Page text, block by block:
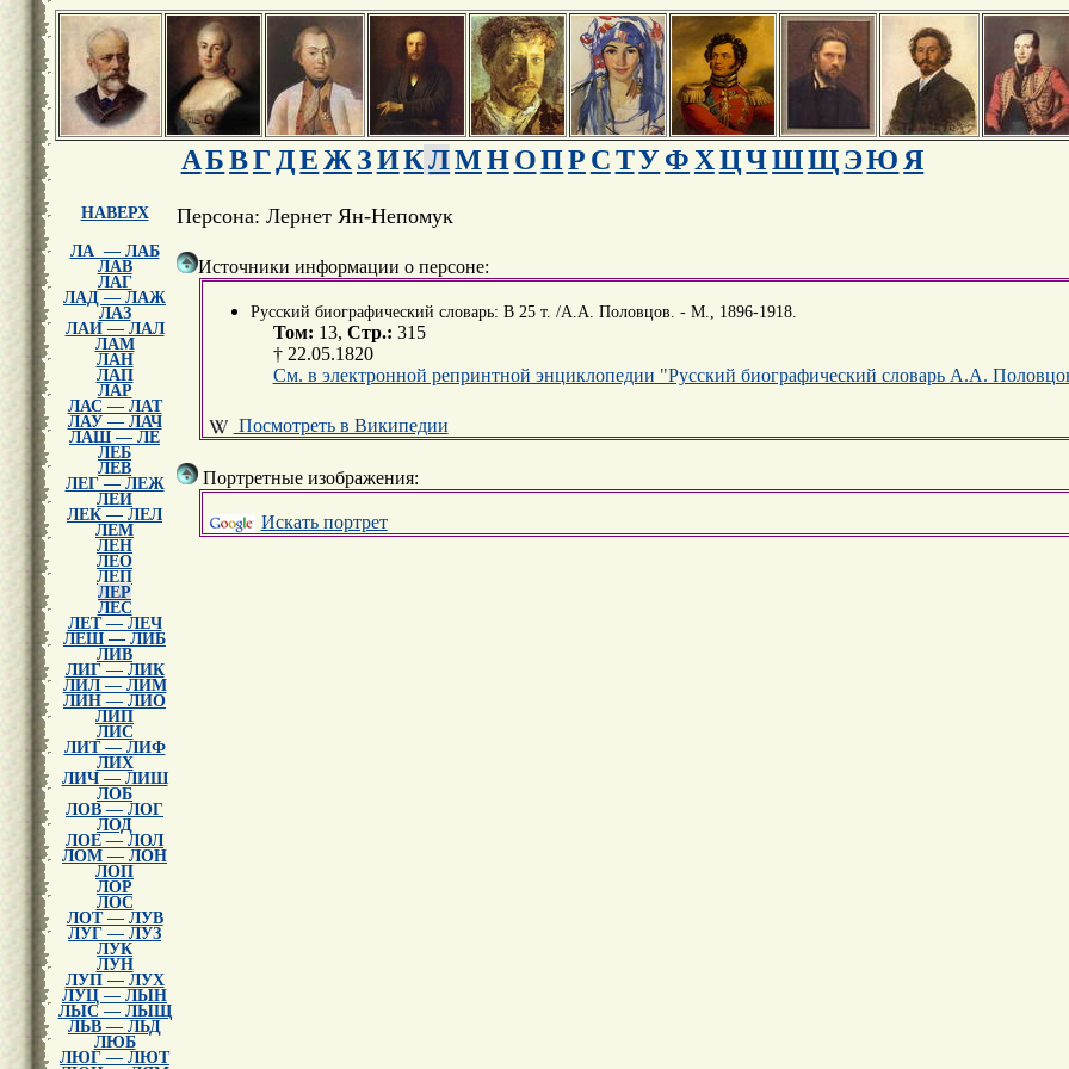
АБВГ ДЕ Ж ЗИКЛМН ОПР СТУФ ХЦЧШЩЭЮ Я
НАВЕРХ
ЛА — ЛАБ
ЛАВ
ЛАГ
ЛАД — ЛАЖ
ЛАЗ
ЛАИ — ЛАЛ
ЛАМ
ЛАН
ЛАП
ЛАР
ЛАС — ЛАТ
ЛАУ — ЛАЧ
ЛАШ — ЛЕ
ЛЕБ
ЛЕВ
ЛЕГ — ЛЕЖ
ЛЕИ
ЛЕК — ЛЕЛ
ЛЕМ
ЛЕН
ЛЕО
ЛЕП
ЛЕР
ЛЕС
ЛЕТ — ЛЕЧ
ЛЕШ — ЛИБ
ЛИВ
ЛИГ — ЛИК
ЛИЛ — ЛИМ
ЛИН — ЛИО
ЛИП
ЛИС
ЛИТ — ЛИФ
ЛИХ
ЛИЧ — ЛИШ
ЛОБ
ЛОВ — ЛОГ
ЛОД
ЛОЕ — ЛОЛ
ЛОМ — ЛОН
ЛОП
ЛОР
ЛОС
ЛОТ — ЛУВ
ЛУГ — ЛУЗ
ЛУК
ЛУН
ЛУП — ЛУХ
ЛУЦ — ЛЫН
ЛЫС — ЛЫЩ
ЛЬВ — ЛЬД
ЛЮБ
ЛЮГ — ЛЮТ
Персона: Лернет Ян-Непомук
Источники информации о персоне:
Русский биографический словарь: В 25 т. /А.А. Половцов. - М., 1896-1918.
Том: 13, Стр.: 315
† 22.05.1820
См. в электронной репринтной энциклопедии "Русский биографический словарь А.А.
Посмотреть в Википедии
Портретные изображения:
Искать портрет